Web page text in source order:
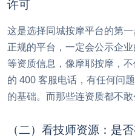
许可
这是选择同城按摩平台的第
正规的平台，一定会公示企
等资质信息，像摩耶按摩，
的 400 客服电话，有任何问
的基础。而那些连资质都不
（二）看技师资源：是